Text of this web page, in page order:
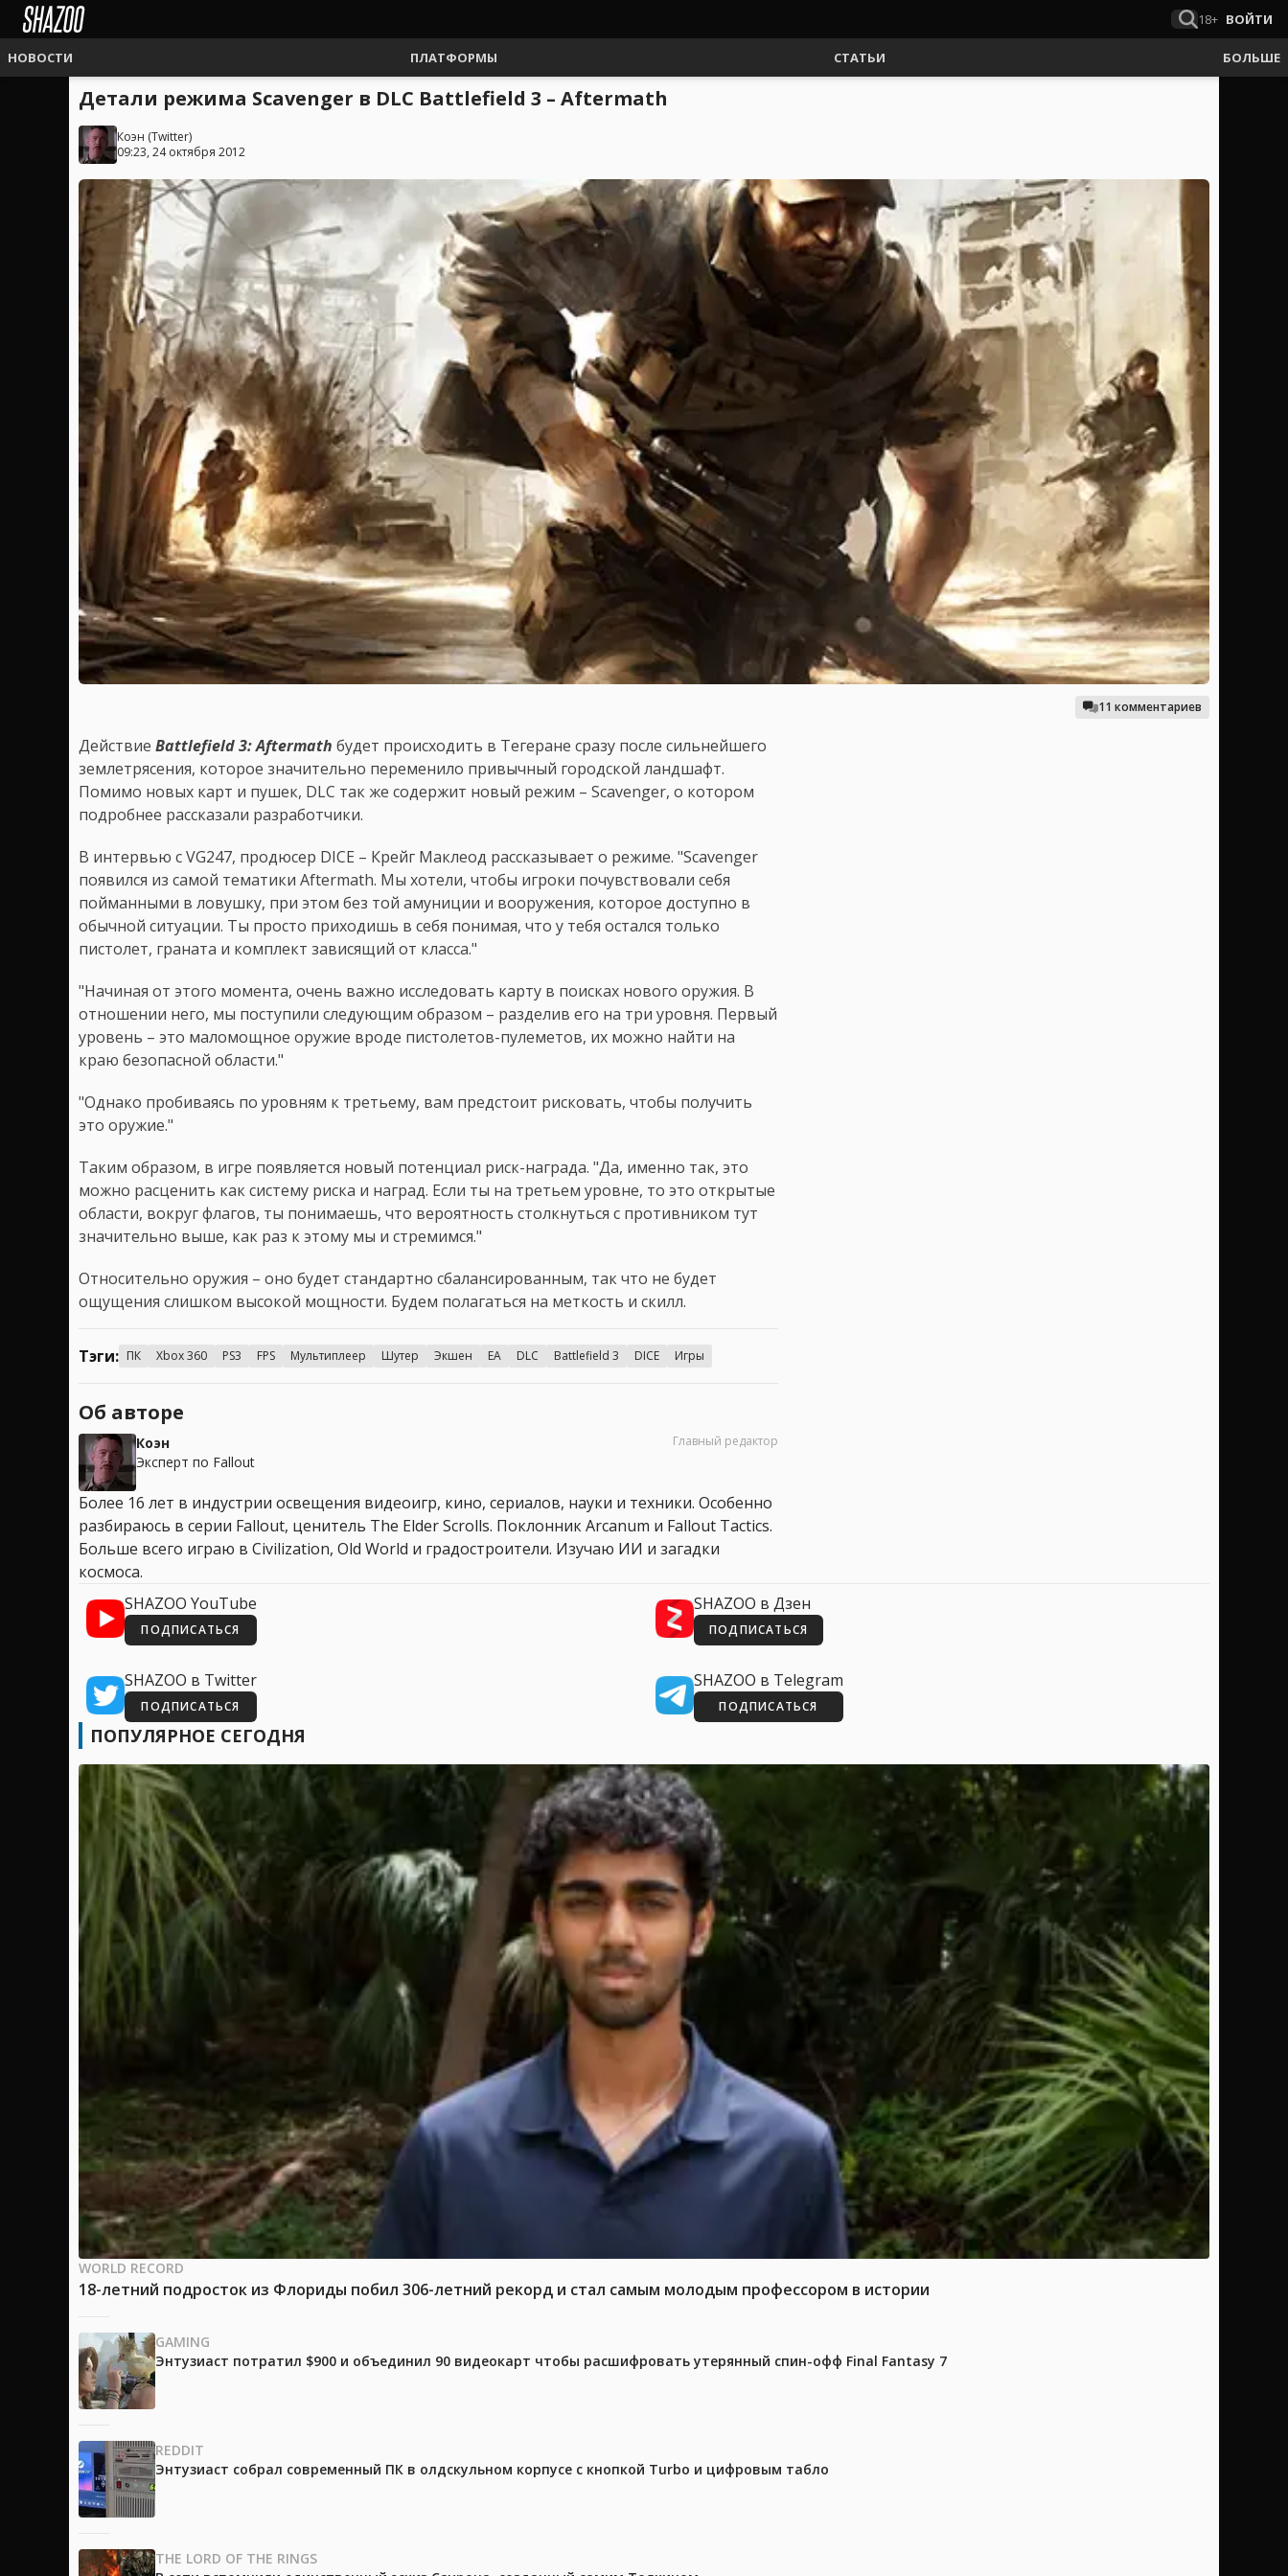
18+ ВОЙТИ
НОВОСТИ ПЛАТФОРМЫ СТАТЬИ БОЛЬШЕ
Детали режима Scavenger в DLC Battlefield 3 – Aftermath
Коэн (Twitter)
09:23, 24 октября 2012
11 комментариев
Действие Battlefield 3: Aftermath будет происходить в Тегеране сразу после сильнейшего
землетрясения, которое значительно переменило привычный городской ландшафт.
Помимо новых карт и пушек, DLC так же содержит новый режим – Scavenger, о котором
подробнее рассказали разработчики.
В интервью с VG247, продюсер DICE – Крейг Маклеод рассказывает о режиме. "Scavenger
появился из самой тематики Aftermath. Мы хотели, чтобы игроки почувствовали себя
пойманными в ловушку, при этом без той амуниции и вооружения, которое доступно в
обычной ситуации. Ты просто приходишь в себя понимая, что у тебя остался только
пистолет, граната и комплект зависящий от класса."
"Начиная от этого момента, очень важно исследовать карту в поисках нового оружия. В
отношении него, мы поступили следующим образом – разделив его на три уровня. Первый
уровень – это маломощное оружие вроде пистолетов-пулеметов, их можно найти на
краю безопасной области."
"Однако пробиваясь по уровням к третьему, вам предстоит рисковать, чтобы получить
это оружие."
Таким образом, в игре появляется новый потенциал риск-награда. "Да, именно так, это
можно расценить как систему риска и наград. Если ты на третьем уровне, то это открытые
области, вокруг флагов, ты понимаешь, что вероятность столкнуться с противником тут
значительно выше, как раз к этому мы и стремимся."
Относительно оружия – оно будет стандартно сбалансированным, так что не будет
ощущения слишком высокой мощности. Будем полагаться на меткость и скилл.
Тэги: ПК Xbox 360 PS3 FPS Мультиплеер Шутер Экшен EA DLC Battlefield 3 DICE Игры
Об авторе
Коэн
Эксперт по Fallout
Главный редактор
Более 16 лет в индустрии освещения видеоигр, кино, сериалов, науки и техники. Особенно
разбираюсь в серии Fallout, ценитель The Elder Scrolls. Поклонник Arcanum и Fallout Tactics.
Больше всего играю в Civilization, Old World и градостроители. Изучаю ИИ и загадки
космоса.
SHAZOO YouTube
ПОДПИСАТЬСЯ
SHAZOO в Дзен
ПОДПИСАТЬСЯ
SHAZOO в Twitter
ПОДПИСАТЬСЯ
SHAZOO в Telegram
ПОДПИСАТЬСЯ
ПОПУЛЯРНОЕ СЕГОДНЯ
WORLD RECORD
18-летний подросток из Флориды побил 306-летний рекорд и стал самым молодым профессором в истории
GAMING
Энтузиаст потратил $900 и объединил 90 видеокарт чтобы расшифровать утерянный спин-офф Final Fantasy 7
REDDIT
Энтузиаст собрал современный ПК в олдскульном корпусе с кнопкой Turbo и цифровым табло
THE LORD OF THE RINGS